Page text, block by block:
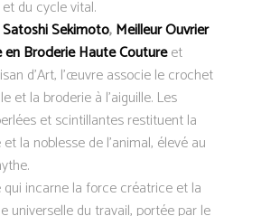
du cycle vital.
Satoshi Sekimoto,Meilleur Ouvrier
en Broderie Haute Coutureet
d’Art, l’œuvre associe le crochet
et la broderie à l’aiguille. Les
et scintillantes restituent la
la noblesse de l’animal, élevé au
qui incarne la force créatrice et la
universelle du travail, portée par le